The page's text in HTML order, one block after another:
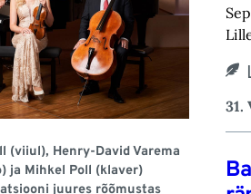
(viiul), Henry-David Varema
ja Mihkel Poll (klaver)
juures rõõmustas
31.